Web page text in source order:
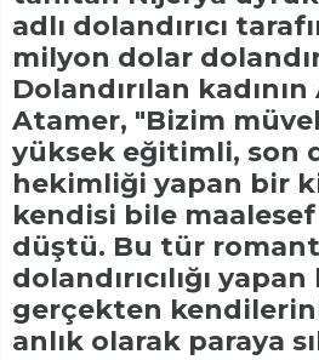
adlı dolandırıcı
milyon dolar
Dolandırılan
Atamer, "Bizim
yüksek eğitimli, son
hekimliği yapan bir
kendisi bile
düştü. Bu tür
dolandırıcılığı
gerçekten
anlık olarak paraya